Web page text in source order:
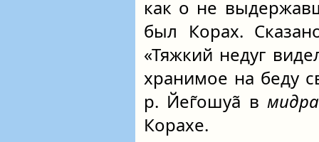
как о не
был Корах.
«Тяжкий недуг
хранимое на беду
р. Йег̃ошуа̃ в
Корахе.